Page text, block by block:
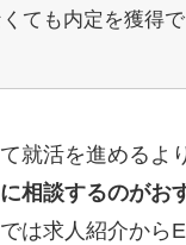
ても内定を獲得で
就活を進めるよ
相談するのがお
は求人紹介から